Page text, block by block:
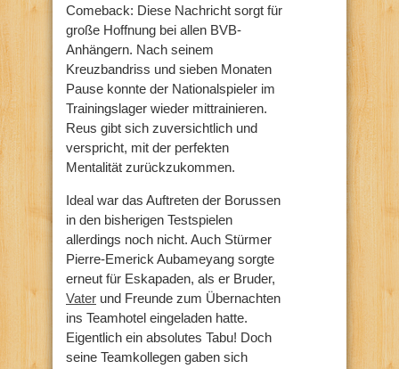
Comeback: Diese Nachricht sorgt für
große Hoffnung bei allen BVB-
Anhängern. Nach seinem
Kreuzbandriss und sieben Monaten
Pause konnte der Nationalspieler im
Trainingslager wieder mittrainieren.
Reus gibt sich zuversichtlich und
verspricht, mit der perfekten
Mentalität zurückzukommen.
Ideal war das Auftreten der Borussen
in den bisherigen Testspielen
allerdings noch nicht. Auch Stürmer
Pierre-Emerick Aubameyang sorgte
erneut für Eskapaden, als er Bruder,
Vater und Freunde zum Übernachten
ins Teamhotel eingeladen hatte.
Eigentlich ein absolutes Tabu! Doch
seine Teamkollegen gaben sich